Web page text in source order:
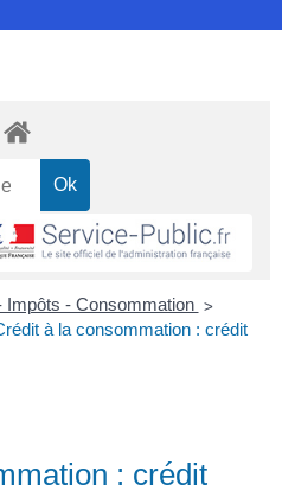
Impôts - Consommation >
à la consommation : crédit
: crédit